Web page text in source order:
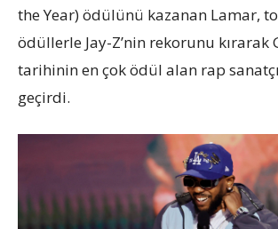
the Year) ödülünü kazanan Lamar,
ödüllerle Jay-Z’nin rekorunu kırarak
tarihinin en çok ödül alan rap
geçirdi.